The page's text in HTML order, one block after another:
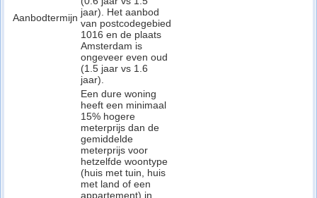
Aanbodtermijn jaar). Het aanbod
van postcodegebied
1016 en de plaats
Amsterdam is
ongeveer even oud
(1.5 jaar vs 1.6
jaar).
Een dure woning
heeft een minimaal
15% hogere
meterprijs dan de
gemiddelde
meterprijs voor
hetzelfde woontype
(huis met tuin, huis
met land of een
appartement) in